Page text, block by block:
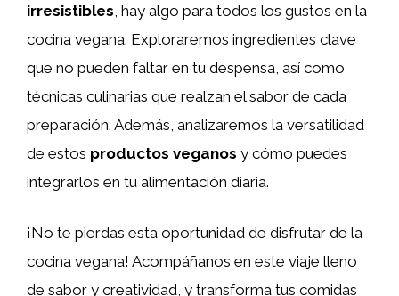
irresistibles , hay algo para todos los gustos en la
cocina vegana. Exploraremos ingredientes clave
que no pueden faltar en tu despensa, así como
técnicas culinarias que realzan el sabor de cada
preparación. Además, analizaremos la versatilidad
de estos productos veganos y cómo puedes
integrarlos en tu alimentación diaria.
¡No te pierdas esta oportunidad de disfrutar de la
cocina vegana! Acompáñanos en este viaje lleno
de sabor y creatividad, y transforma tus comidas